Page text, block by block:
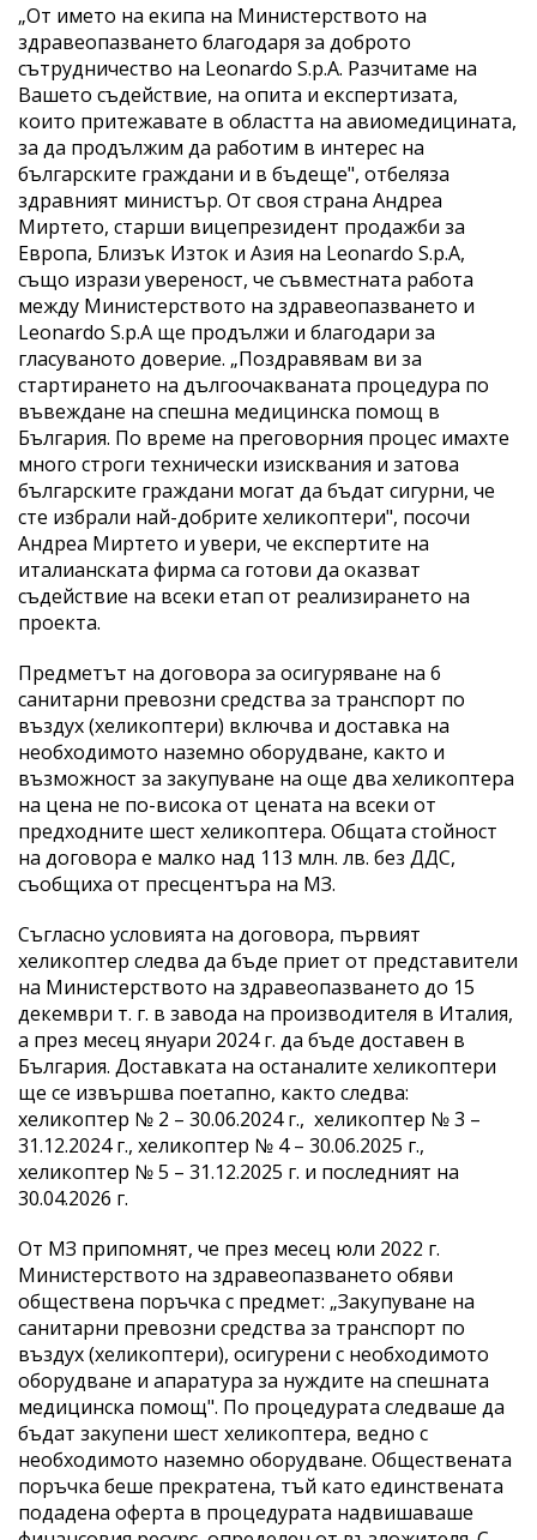
„От името на екипа на Министерството на
здравеопазването благодаря за доброто
сътрудничество на Leonardo S.p.A. Разчитаме на
Вашето съдействие, на опита и експертизата,
които притежавате в областта на авиомедицината,
за да продължим да работим в интерес на
българските граждани и в бъдеще", отбеляза
здравният министър. От своя страна Андреа
Миртето, старши вицепрезидент продажби за
Европа, Близък Изток и Азия на Leonardo S.p.A,
също изрази увереност, че съвместната работа
между Министерството на здравеопазването и
Leonardo S.p.A ще продължи и благодари за
гласуваното доверие. „Поздравявам ви за
стартирането на дългоочакваната процедура по
въвеждане на спешна медицинска помощ в
България. По време на преговорния процес имахте
много строги технически изисквания и затова
българските граждани могат да бъдат сигурни, че
сте избрали най-добрите хеликоптери", посочи
Андреа Миртето и увери, че експертите на
италианската фирма са готови да оказват
съдействие на всеки етап от реализирането на
проекта.
Предметът на договора за осигуряване на 6
санитарни превозни средства за транспорт по
въздух (хеликоптери) включва и доставка на
необходимото наземно оборудване, както и
възможност за закупуване на още два хеликоптера
на цена не по-висока от цената на всеки от
предходните шест хеликоптера. Общата стойност
на договора е малко над 113 млн. лв. без ДДС,
съобщиха от пресцентъра на МЗ.
Съгласно условията на договора, първият
хеликоптер следва да бъде приет от представители
на Министерството на здравеопазването до 15
декември т. г. в завода на производителя в Италия,
а през месец януари 2024 г. да бъде доставен в
България. Доставката на останалите хеликоптери
ще се извършва поетапно, както следва:
хеликоптер № 2 – 30.06.2024 г., хеликоптер № 3 –
31.12.2024 г., хеликоптер № 4 – 30.06.2025 г.,
хеликоптер № 5 – 31.12.2025 г. и последният на
30.04.2026 г.
От МЗ припомнят, че през месец юли 2022 г.
Министерството на здравеопазването обяви
обществена поръчка с предмет: „Закупуване на
санитарни превозни средства за транспорт по
въздух (хеликоптери), осигурени с необходимото
оборудване и апаратура за нуждите на спешната
медицинска помощ". По процедурата следваше да
бъдат закупени шест хеликоптера, ведно с
необходимото наземно оборудване. Обществената
поръчка беше прекратена, тъй като единствената
подадена оферта в процедурата надвишаваше